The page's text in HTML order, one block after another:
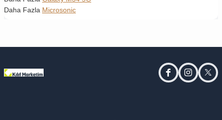
Daha Fazla Microsonic
facebookinstagram